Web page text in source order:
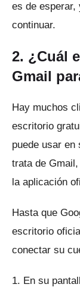
es de esperar,
continuar.
2. ¿Cuál
Gmail
Hay muchos
escritorio
puede usar en
trata de
la aplicación
Hasta que
escritorio
conectar su
1. En su